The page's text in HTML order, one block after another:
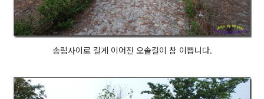
송림사이로 길게 이어진 오솔길이 참 이쁩니다.